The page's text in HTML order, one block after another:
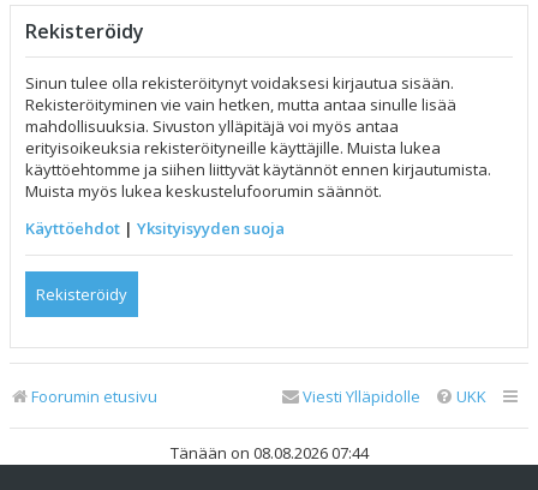
Rekisteröidy
Sinun tulee olla rekisteröitynyt voidaksesi kirjautua sisään.
Rekisteröityminen vie vain hetken, mutta antaa sinulle lisää
mahdollisuuksia. Sivuston ylläpitäjä voi myös antaa
erityisoikeuksia rekisteröityneille käyttäjille. Muista lukea
käyttöehtomme ja siihen liittyvät käytännöt ennen kirjautumista.
Muista myös lukea keskustelufoorumin säännöt.
Käyttöehdot | Yksityisyyden suoja
Rekisteröidy
Foorumin etusivu UKK
Viesti Ylläpidolle
Tänään on 08.08.2026 07:44